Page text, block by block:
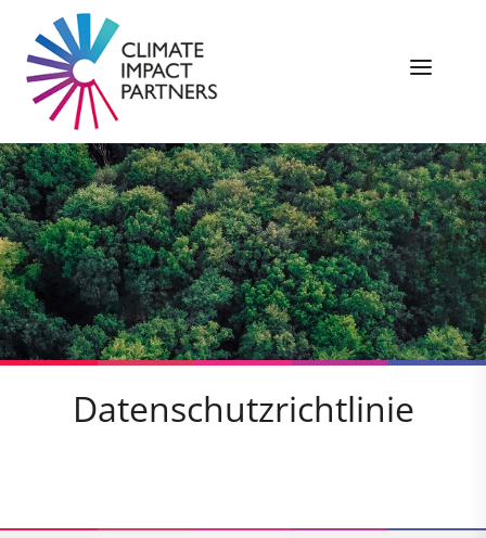
Datenschutzrichtlinie